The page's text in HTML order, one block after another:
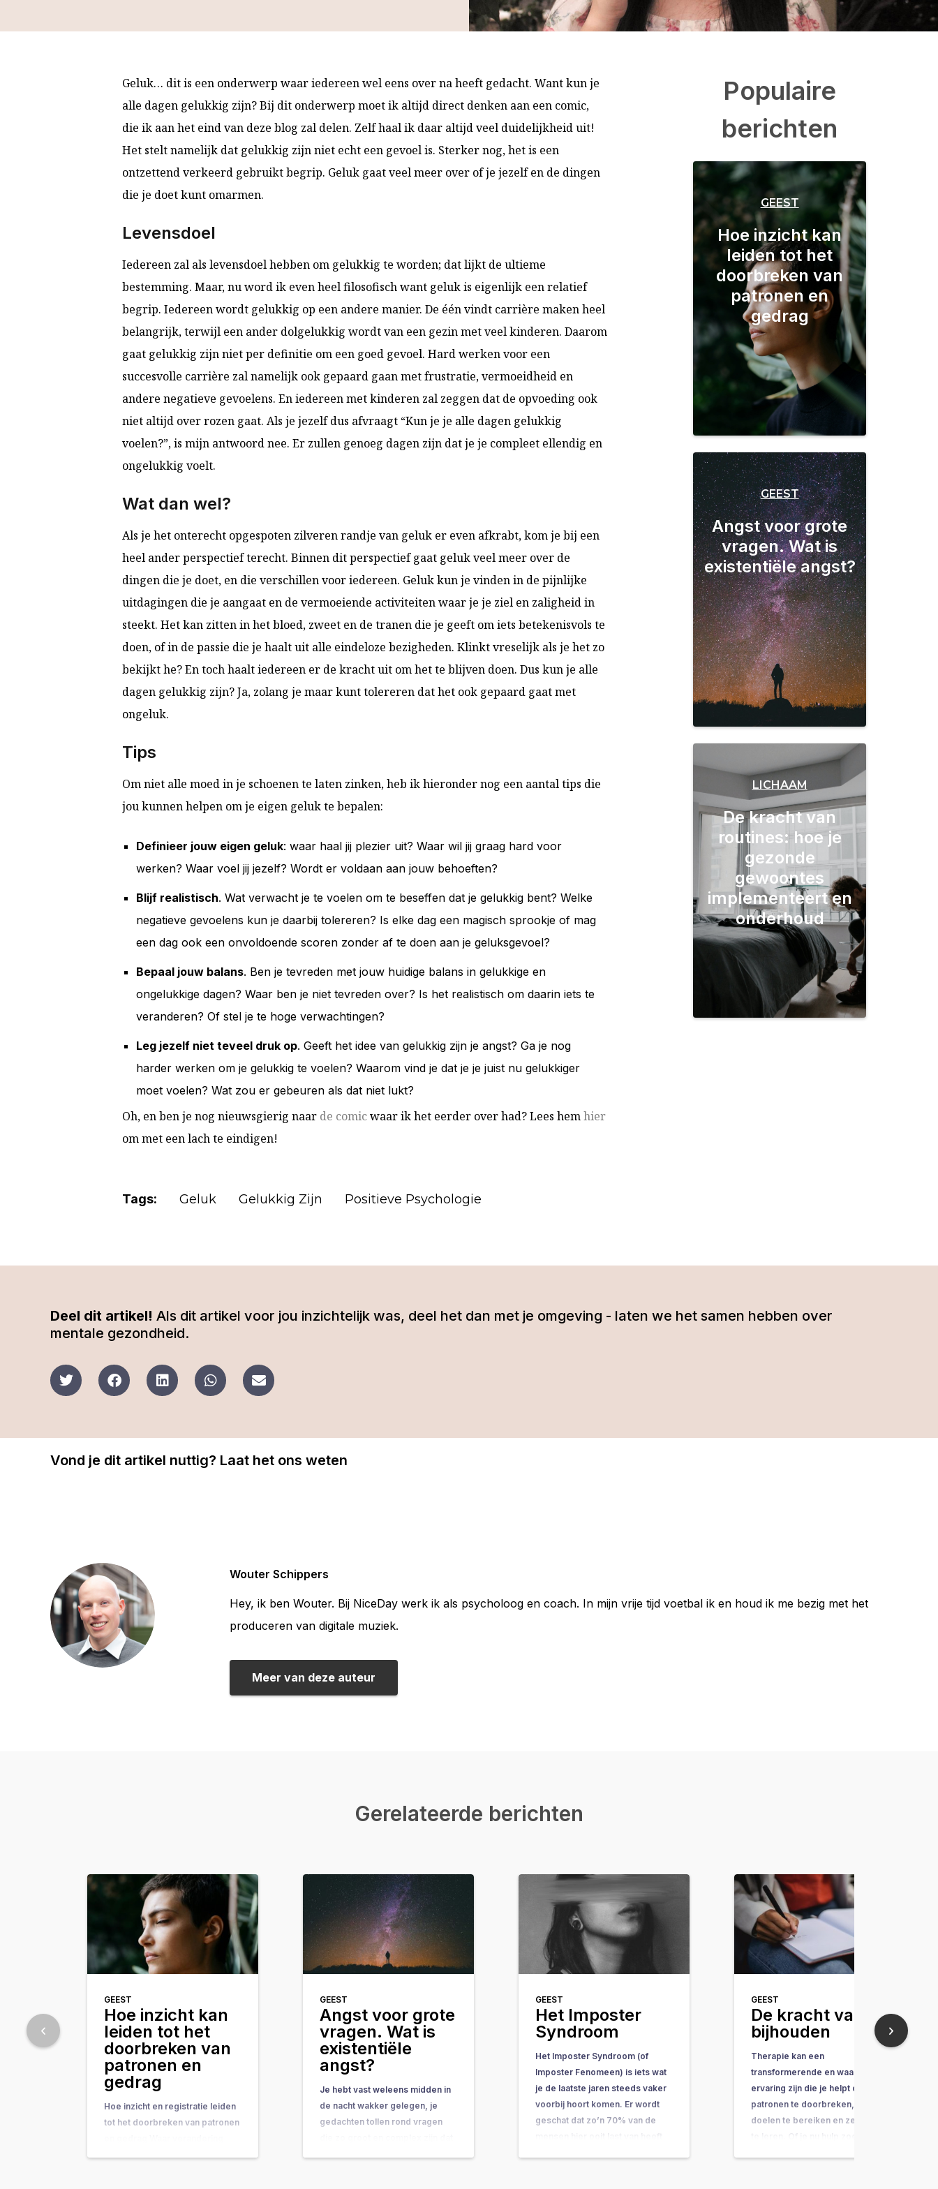
Geluk… dit is een onderwerp waar iedereen wel eens over na heeft gedacht. Want kun je
alle dagen gelukkig zijn? Bij dit onderwerp moet ik altijd direct denken aan een comic,
die ik aan het eind van deze blog zal delen. Zelf haal ik daar altijd veel duidelijkheid uit!
Het stelt namelijk dat gelukkig zijn niet echt een gevoel is. Sterker nog, het is een
ontzettend verkeerd gebruikt begrip. Geluk gaat veel meer over of je jezelf en de dingen
die je doet kunt omarmen.
Levensdoel
Iedereen zal als levensdoel hebben om gelukkig te worden; dat lijkt de ultieme
bestemming. Maar, nu word ik even heel filosofisch want geluk is eigenlijk een relatief
begrip. Iedereen wordt gelukkig op een andere manier. De één vindt carrière maken heel
belangrijk, terwijl een ander dolgelukkig wordt van een gezin met veel kinderen. Daarom
gaat gelukkig zijn niet per definitie om een goed gevoel. Hard werken voor een
succesvolle carrière zal namelijk ook gepaard gaan met frustratie, vermoeidheid en
andere negatieve gevoelens. En iedereen met kinderen zal zeggen dat de opvoeding ook
niet altijd over rozen gaat. Als je jezelf dus afvraagt “Kun je je alle dagen gelukkig
voelen?”, is mijn antwoord nee. Er zullen genoeg dagen zijn dat je je compleet ellendig en
ongelukkig voelt.
Wat dan wel?
Als je het onterecht opgespoten zilveren randje van geluk er even afkrabt, kom je bij een
heel ander perspectief terecht. Binnen dit perspectief gaat geluk veel meer over de
dingen die je doet, en die verschillen voor iedereen. Geluk kun je vinden in de pijnlijke
uitdagingen die je aangaat en de vermoeiende activiteiten waar je je ziel en zaligheid in
steekt. Het kan zitten in het bloed, zweet en de tranen die je geeft om iets betekenisvols te
doen, of in de passie die je haalt uit alle eindeloze bezigheden. Klinkt vreselijk als je het zo
bekijkt he? En toch haalt iedereen er de kracht uit om het te blijven doen. Dus kun je alle
dagen gelukkig zijn? Ja, zolang je maar kunt tolereren dat het ook gepaard gaat met
ongeluk.
Tips
Om niet alle moed in je schoenen te laten zinken, heb ik hieronder nog een aantal tips die
jou kunnen helpen om je eigen geluk te bepalen:
Definieer jouw eigen geluk: waar haal jij plezier uit? Waar wil jij graag hard voor
werken? Waar voel jij jezelf? Wordt er voldaan aan jouw behoeften?
Blijf realistisch. Wat verwacht je te voelen om te beseffen dat je gelukkig bent? Welke
negatieve gevoelens kun je daarbij tolereren? Is elke dag een magisch sprookje of mag
een dag ook een onvoldoende scoren zonder af te doen aan je geluksgevoel?
Bepaal jouw balans. Ben je tevreden met jouw huidige balans in gelukkige en
ongelukkige dagen? Waar ben je niet tevreden over? Is het realistisch om daarin iets te
veranderen? Of stel je te hoge verwachtingen?
Leg jezelf niet teveel druk op. Geeft het idee van gelukkig zijn je angst? Ga je nog
harder werken om je gelukkig te voelen? Waarom vind je dat je je juist nu gelukkiger
moet voelen? Wat zou er gebeuren als dat niet lukt?
Oh, en ben je nog nieuwsgierig naar de comicwaar ik het eerder over had? Lees hemhier
om met een lach te eindigen!
Tags: Geluk Gelukkig Zijn Positieve Psychologie
Populaire
berichten
GEEST
Hoe inzicht kan
leiden tot het
doorbreken van
patronen en
gedrag
GEEST
Angst voor grote
vragen. Wat is
existentiële angst?
LICHAAM
De kracht van
routines: hoe je
gezonde
gewoontes
implementeert en
onderhoud
Deel dit artikel! Als dit artikel voor jou inzichtelijk was, deel het dan met je omgeving - laten we het samen hebben over
mentale gezondheid.
Vond je dit artikel nuttig? Laat het ons weten
Wouter Schippers
Hey, ik ben Wouter. Bij NiceDay werk ik als psycholoog en coach. In mijn vrije tijd voetbal ik en houd ik me bezig met het
produceren van digitale muziek.
Meer van deze auteur
Gerelateerde berichten
GEEST
Hoe inzicht kan
leiden tot het
doorbreken van
patronen en
gedrag
Hoe inzicht en registratie leiden
tot het doorbreken van patronen
GEEST
Angst voor grote
vragen. Wat is
existentiële
angst?
Je hebt vast weleens midden in
de nacht wakker gelegen, je
gedachten tollen rond vragen
GEEST
Het Imposter
Syndroom
Het Imposter Syndroom (of
Imposter Fenomeen) is iets wat
je de laatste jaren steeds vaker
voorbij hoort komen. Er wordt
geschat dat zo’n 70% van de
GEEST
De kracht van
bijhouden
Therapie kan een
transformerende en waardevolle
ervaring zijn die je helpt oude
patronen te doorbreken, je
doelen te bereiken en zelfzorg